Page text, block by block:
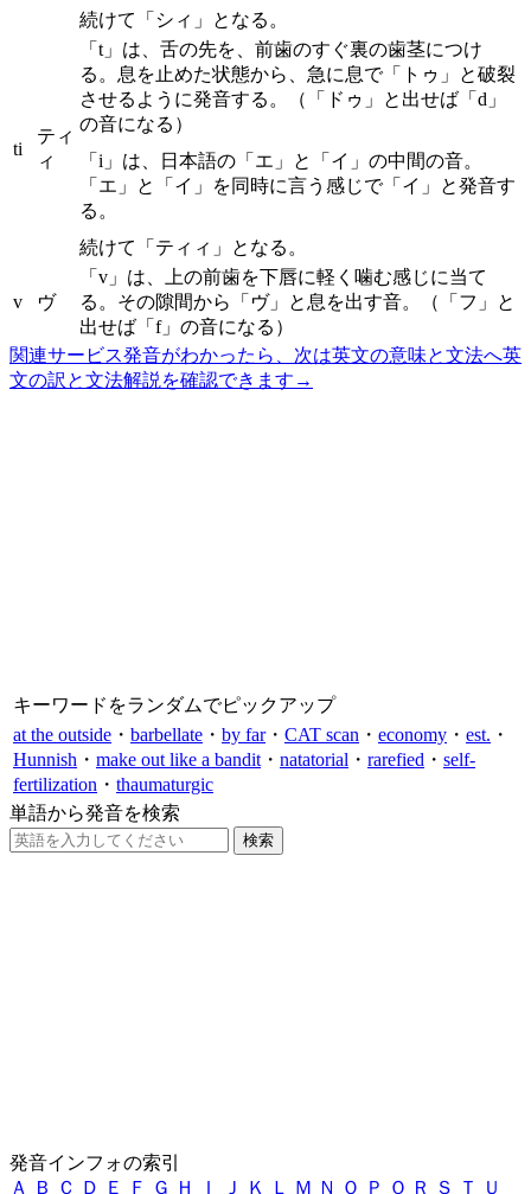
続けて「シィ」となる。
ti
ティ
ィ
「t」は、舌の先を、前歯のすぐ裏の歯茎につけ
る。息を止めた状態から、急に息で「トゥ」と破裂
させるように発音する。（「ドゥ」と出せば「d」
の音になる）
「i」は、日本語の「エ」と「イ」の中間の音。
「エ」と「イ」を同時に言う感じで「イ」と発音す
る。
続けて「ティィ」となる。
v ヴ
「v」は、上の前歯を下唇に軽く噛む感じに当て
る。その隙間から「ヴ」と息を出す音。（「フ」と
出せば「f」の音になる）
関連サービス発音がわかったら、次は英文の意味と文法へ英
文の訳と文法解説を確認できます →
キーワードをランダムでピックアップ
at the outside ・ barbellate ・ by far・ CAT scan ・ economy ・ est. ・
Hunnish ・ make out like a bandit ・ natatorial ・ rarefied ・ self-
fertilization ・ thaumaturgic
単語から発音を検索
発音インフォの索引
Ａ
Ｂ Ｃ Ｄ Ｅ Ｆ Ｇ Ｈ Ｉ Ｊ Ｋ Ｌ Ｍ Ｎ Ｏ Ｐ Ｑ Ｒ Ｓ Ｔ Ｕ